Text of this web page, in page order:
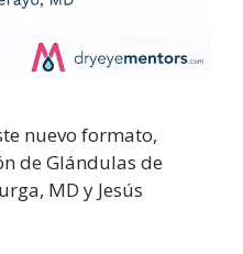
nuevo formato,
de Glándulas de
MD y Jesús